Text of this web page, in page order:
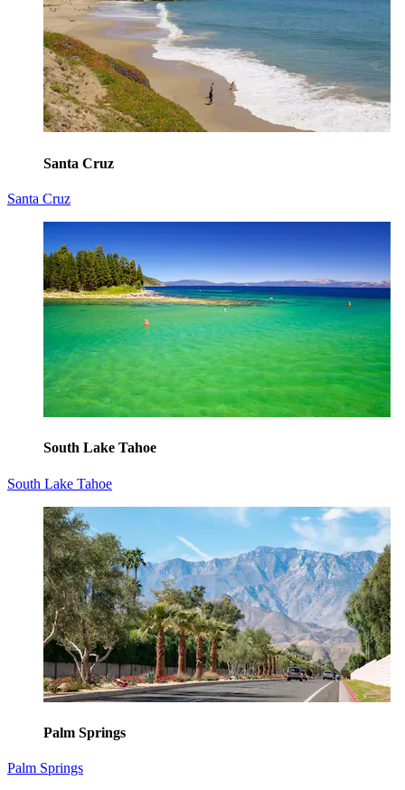
Santa Cruz
Santa Cruz
South Lake Tahoe
South Lake Tahoe
Palm Springs
Palm Springs